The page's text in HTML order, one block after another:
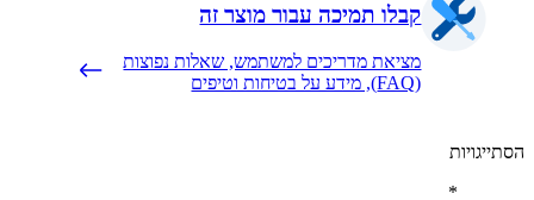
קבלו תמיכה עבור מוצר זה
מציאת מדריכים למשתמש, שאלות נפוצות